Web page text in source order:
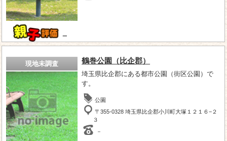
－
現地未調査 鶴巻公園（比企郡）
埼玉県比企郡にある都市公園（街区公園）で
す。
公園
〒355-0328 埼玉県比企郡小川町大塚１２１６−２
３
－